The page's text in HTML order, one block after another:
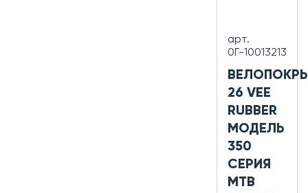
арт.
0Г-10013213
26 VEE
RUBBER
МОДЕЛЬ
350
СЕРИЯ
MTB